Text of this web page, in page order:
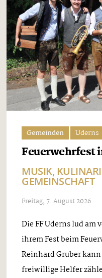
Gemeinden Uderns
Feuerwehrfest
MUSIK,
GEMEINSCHAFT
Freitag, 7. August 2026
Die FF Uderns lud am
ihrem Fest beim
Reinhard Gruber
freiwillige Helfer